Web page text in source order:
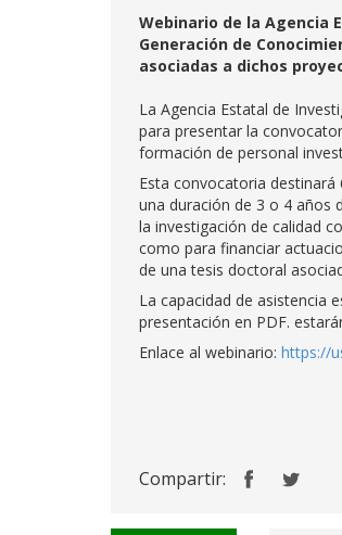
Webinario de la Agencia
Generación de
asociadas a dichos
La Agencia Estatal de
para presentar la
formación de personal
Esta convocatoria
una duración de 3 o 4 años
la investigación de calidad
como para financiar
de una tesis doctoral
La capacidad de asistencia
presentación en PDF.
Enlace al webinario: https://
Compartir: